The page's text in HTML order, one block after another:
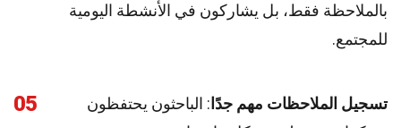
بالملاحظة فقط، بل يشاركون في الأنشطة اليومية
للمجتمع.
05 تسجيل الملاحظات مهم جدًا : الباحثون يحتفظون